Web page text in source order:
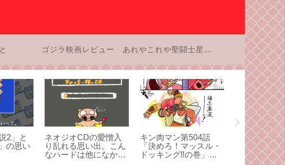
ゴジラ映画レビュー あれやこれや聖闘士星矢
2」と
の思い
ネオジオCDの愛憎入
り乱れる思い出。こん
なハードは他になかっ
キン肉マン第504話
「決めろ！マッスル・
ドッキング‼の巻」感
アニメ版の
矢」と一度
き合ってみ